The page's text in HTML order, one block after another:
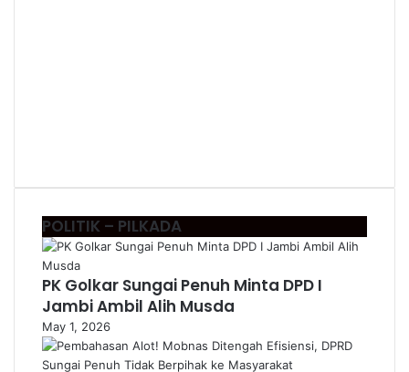
POLITIK – PILKADA
PK Golkar Sungai Penuh Minta DPD I
Jambi Ambil Alih Musda
May 1, 2026